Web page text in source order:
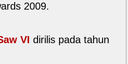
2009.
VI dirilis pada tahun